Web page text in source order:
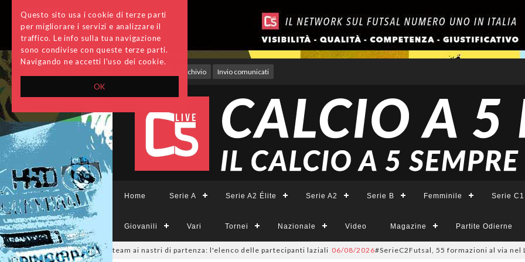
OK
Questo sito usa i cookie di terze parti
per migliorare i servizi e analizzare il
traffico. Le info sulla tua navigazione
sono condivise con queste terze parti.
Navigando ne accetti l'uso dei cookie.
Archivio Invio comunicati
Home Serie A Serie A2 Élite Serie A2 Serie B Femminile Serie C1
Giovanili Vari Tornei Nazionale Video Magazine Partite Odierne
sono 14 i team ai nastri di partenza: l'elenco delle partecipanti laziali 06/08/2026#SerieC2Futsal, 55 formazioni al via nel